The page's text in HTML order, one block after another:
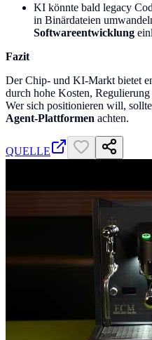
KI könnte bald legacy
in Binärdateien
Softwareentwicklung
Fazit
Der Chip- und KI-Markt bietet
durch hohe Kosten,
Wer sich positionieren will,
Agent-Plattformen achten.
QUELLE